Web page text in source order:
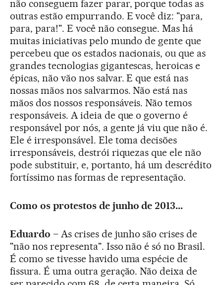
não conseguem fazer parar, porque todas as
outras estão empurrando. E você diz: "para,
para, para!". E você não consegue. Mas há
muitas iniciativas pelo mundo de gente que
percebeu que os estados nacionais, ou que as
grandes tecnologias gigantescas, heroicas e
épicas, não vão nos salvar. E que está nas
nossas mãos nos salvarmos. Não está nas
mãos dos nossos responsáveis. Não temos
responsáveis. A ideia de que o governo é
responsável por nós, a gente já viu que não é.
Ele é irresponsável. Ele toma decisões
irresponsáveis, destrói riquezas que ele não
pode substituir, e, portanto, há um descrédito
fortíssimo nas formas de representação.
Como os protestos de junho de 2013...
Eduardo –As crises de junho são crises de
"não nos representa". Isso não é só no Brasil.
É como se tivesse havido uma espécie de
fissura. É uma outra geração. Não deixa de